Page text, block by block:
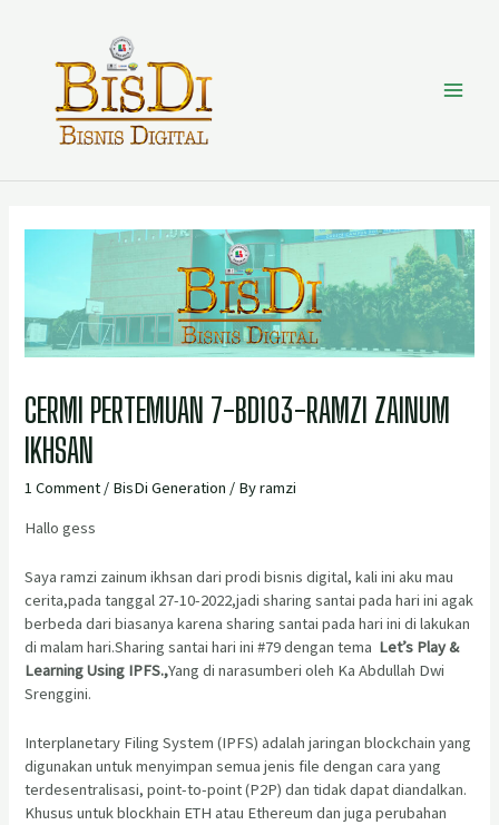
CERMI PERTEMUAN 7-BD103-RAMZI ZAINUM
IKHSAN
1 Comment / BisDi Generation / Byramzi
Hallo gess
Saya ramzi zainum ikhsan dari prodi bisnis digital, kali ini aku mau
cerita,pada tanggal 27-10-2022,jadi sharing santai pada hari ini agak
berbeda dari biasanya karena sharing santai pada hari ini di lakukan
di malam hari.Sharing santai hari ini #79 dengan tema Let’s Play &
Learning Using IPFS.,Yang di narasumberi oleh Ka Abdullah Dwi
Srenggini.
Interplanetary Filing System (IPFS) adalah jaringan blockchain yang
digunakan untuk menyimpan semua jenis file dengan cara yang
terdesentralisasi, point-to-point (P2P) dan tidak dapat diandalkan.
Khusus untuk blockhain ETH atau Ethereum dan juga perubahan